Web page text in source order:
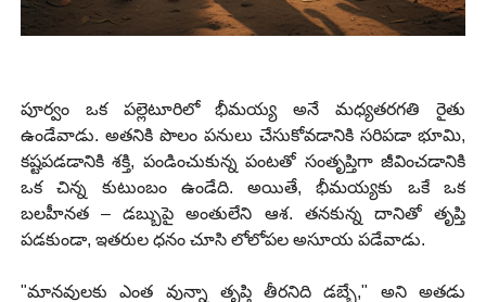
పూర్వం ఒక పల్లెటూరిలో భీమయ్య అనే మధ్యతరగతి రైతు
ఉండేవాడు. అతనికి పొలం పనులు చేసుకోవడానికి సరిపడా భూమి,
కష్టపడడానికి శక్తి, పండించుకున్న పంటతో సంతృప్తిగా జీవించడానికి
ఒక చిన్న కుటుంబం ఉండేది. అయితే, భీమయ్యకు ఒకే ఒక
బలహీనత – డబ్బుపై అంతులేని ఆశ. తనకున్న దానితో తృప్తి
పడకుండా, ఇతరుల ధనం చూసి లోలోపల అసూయ పడేవాడు.
"మానవులకు ఎంత వున్నా తృప్తి తీరనిది డబ్బే," అని అతడు